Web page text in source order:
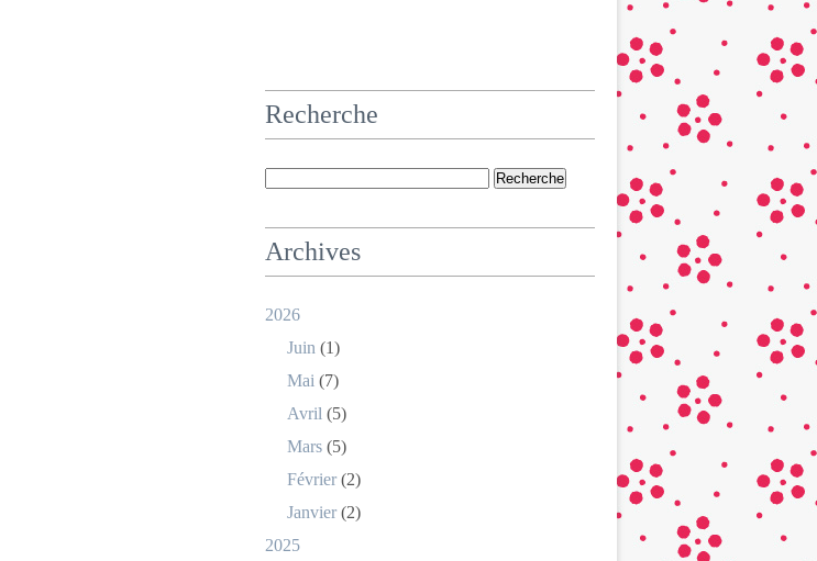
Recherche
Archives
2026
Juin (1)
Mai (7)
Avril (5)
Mars (5)
Février (2)
Janvier (2)
2025